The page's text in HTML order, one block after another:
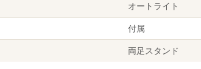
オートライト
付属
両足スタンド